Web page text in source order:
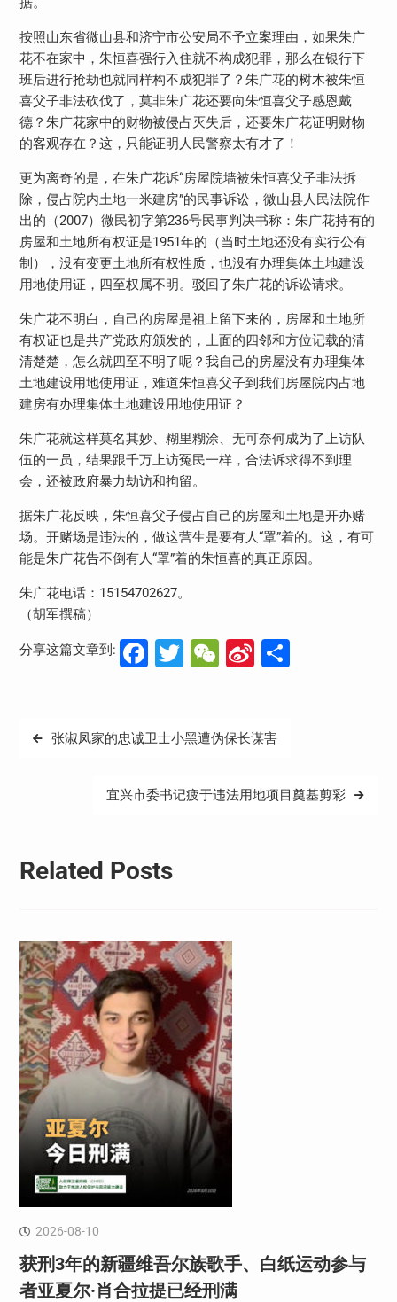
按照山东省微山县和济宁市公安局不予立案理由，如果朱广
花不在家中，朱恒喜强行入住就不构成犯罪，那么在银行下
班后进行抢劫也就同样构不成犯罪了？朱广花的树木被朱恒
喜父子非法砍伐了，莫非朱广花还要向朱恒喜父子感恩戴
德？朱广花家中的财物被侵占灭失后，还要朱广花证明财物
的客观存在？这，只能证明人民警察太有才了！
更为离奇的是，在朱广花诉“房屋院墙被朱恒喜父子非法拆
除，侵占院内土地一米建房”的民事诉讼，微山县人民法院作
出的（2007）微民初字第236号民事判决书称：朱广花持有的
房屋和土地所有权证是1951年的（当时土地还没有实行公有
制），没有变更土地所有权性质，也没有办理集体土地建设
用地使用证，四至权属不明。驳回了朱广花的诉讼请求。
朱广花不明白，自己的房屋是祖上留下来的，房屋和土地所
有权证也是共产党政府颁发的，上面的四邻和方位记载的清
清楚楚，怎么就四至不明了呢？我自己的房屋没有办理集体
土地建设用地使用证，难道朱恒喜父子到我们房屋院内占地
建房有办理集体土地建设用地使用证？
朱广花就这样莫名其妙、糊里糊涂、无可奈何成为了上访队
伍的一员，结果跟千万上访冤民一样，合法诉求得不到理
会，还被政府暴力劫访和拘留。
据朱广花反映，朱恒喜父子侵占自己的房屋和土地是开办赌
场。开赌场是违法的，做这营生是要有人“罩”着的。这，有可
能是朱广花告不倒有人“罩”着的朱恒喜的真正原因。
朱广花电话：15154702627。
（胡军撰稿）
分享这篇文章到: Facebook
Twitter
WeChat
Sina分
文
张淑凤家的忠诚卫士小黑遭伪保长谋害
宜兴市委书记疲于违法用地项目奠基剪彩
Related Posts
2026-08-10
获刑3年的新疆维吾尔族歌手、白纸运动参与
者亚夏尔·肖合拉提已经刑满